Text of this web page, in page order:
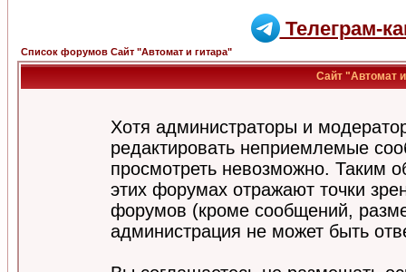
Телеграм-
Список форумов Сайт "Автомат и гитара"
Сайт "Автомат и
Хотя администраторы и
редактировать неприемлемые
просмотреть невозможно. Таким
этих форумах отражают точки
форумов (кроме сообщений,
администрация не может быть